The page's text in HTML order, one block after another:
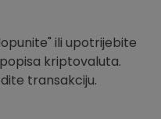
ili upotrijebite
kriptovaluta.
transakciju.